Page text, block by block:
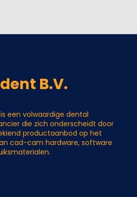
B.V.
een volwaardige dental
die zich onderscheidt door
productaanbod op het
cad-cam hardware, software